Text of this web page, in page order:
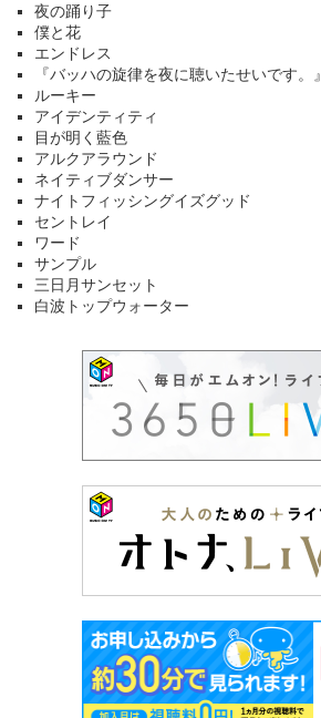
夜の踊り子
僕と花
エンドレス
『バッハの旋律を夜に聴いたせいです。』
ルーキー
アイデンティティ
目が明く藍色
アルクアラウンド
ネイティブダンサー
ナイトフィッシングイズグッド
セントレイ
ワード
サンプル
三日月サンセット
白波トップウォーター